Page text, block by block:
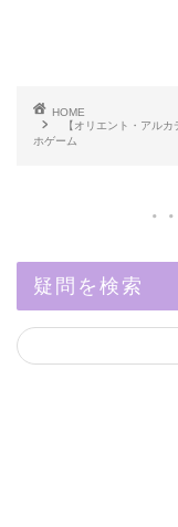
HOME
【オリエント・アル
ホゲーム
疑問を検索